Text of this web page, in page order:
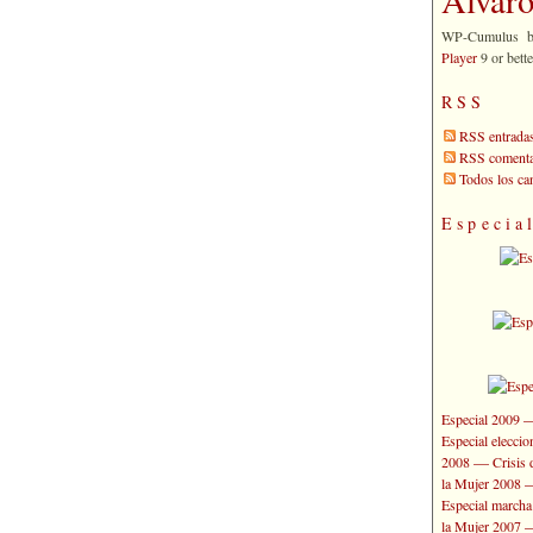
WP-Cumulus
Player9 or
RSS
RSS
RSS
Todos los
Especial 2009
Especial
2008—Crisis
la Mujer 2008
Especial
la Mujer 2007